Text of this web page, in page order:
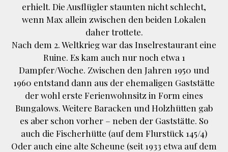
erhielt. Die Ausflügler staunten nicht schlecht,
wenn Max allein zwischen den beiden Lokalen
daher trottete.
Nach dem 2. Weltkrieg war das Inselrestaurant eine
Ruine. Es kam auch nur noch etwa 1
Dampfer/Woche. Zwischen den Jahren 1950 und
1960 entstand dann aus der ehemaligen Gaststätte
der wohl erste Ferienwohnsitz in Form eines
Bungalows. Weitere Baracken und Holzhütten gab
es aber schon vorher – neben der Gaststätte. So
auch die Fischerhütte (auf dem Flurstück 145/4)
Oder auch eine alte Scheune (seit 1933 etwa auf dem